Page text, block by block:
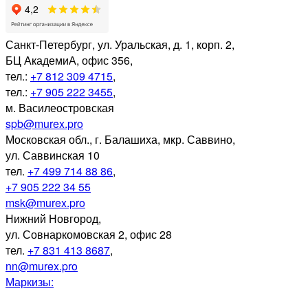
Санкт-Петербург, ул. Уральская, д. 1, корп. 2,
БЦ АкадемиА, офис 356,
тел.: +7 812 309 4715,
тел.: +7 905 222 3455,
м. Василеостровская
spb@murex.pro
Московская обл., г. Балашиха, мкр. Саввино,
ул. Саввинская 10
тел. +7 499 714 88 86,
+7 905 222 34 55
msk@murex.pro
Нижний Новгород,
ул. Совнаркомовская 2, офис 28
тел. +7 831 413 8687,
nn@murex.pro
Маркизы: